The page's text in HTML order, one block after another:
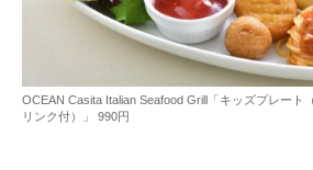
OCEAN Casita Italian Seafood Grill「キッズプレート
リンク付）」 990円